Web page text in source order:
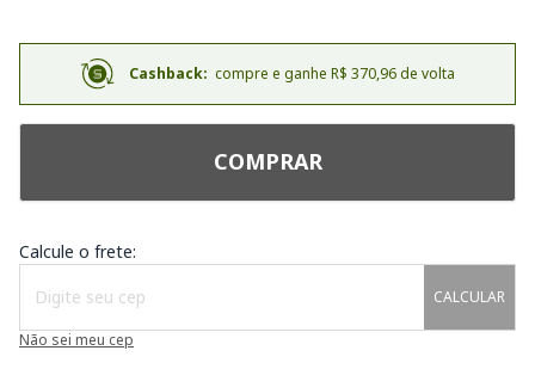
Cashback: compre e ganhe R$ 370,96 de volta
COMPRAR
Calcule o frete:
CALCULAR
Não sei meu cep